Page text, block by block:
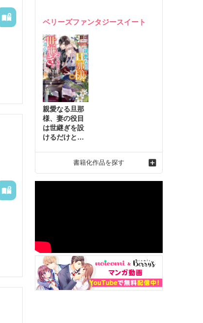
ました２
動かす万能令
れ才女の辺境
ベリーズファンタジースイート
親愛なる旦那
様、妻の役目
は世継ぎを設
けるだけと聞
れ才女の幸せ
な結婚～2
書籍化作品を探す